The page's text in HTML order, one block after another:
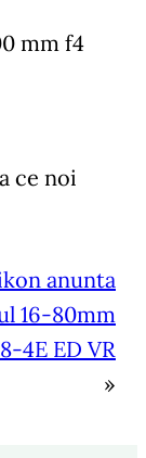
mm f4
ce noi
anunta
16-80mm
4E ED VR
»